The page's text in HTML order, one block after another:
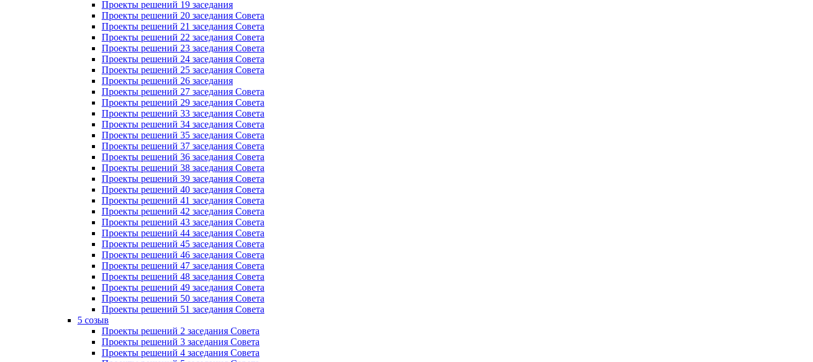
Проекты решений 19 заседания
Проекты решений 20 заседания Совета
Проекты решений 21 заседания Совета
Проекты решений 22 заседания Совета
Проекты решений 23 заседания Совета
Проекты решений 24 заседания Совета
Проекты решений 25 заседания Совета
Проекты решений 26 заседания
Проекты решений 27 заседания Совета
Проекты решений 29 заседания Совета
Проекты решений 33 заседания Совета
Проекты решений 34 заседания Совета
Проекты решений 35 заседания Совета
Проекты решений 37 заседания Совета
Проекты решений 36 заседания Совета
Проекты решений 38 заседания Совета
Проекты решений 39 заседания Совета
Проекты решений 40 заседания Совета
Проекты решений 41 заседания Совета
Проекты решений 42 заседания Совета
Проекты решений 43 заседания Совета
Проекты решений 44 заседания Совета
Проекты решений 45 заседания Совета
Проекты решений 46 заседания Совета
Проекты решений 47 заседания Совета
Проекты решений 48 заседания Совета
Проекты решений 49 заседания Совета
Проекты решений 50 заседания Совета
Проекты решений 51 заседания Совета
5 созыв
Проекты решений 2 заседания Совета
Проекты решений 3 заседания Совета
Проекты решений 4 заседания Совета